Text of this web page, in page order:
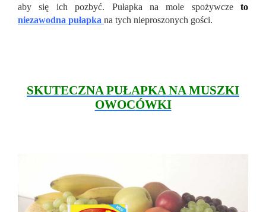
aby się ich pozbyć. Pułapka na mole spożywcze to
niezawodna pułapka na tych nieproszonych gości.
SKUTECZNA PUŁAPKA NA MUSZKI
OWOCÓWKI